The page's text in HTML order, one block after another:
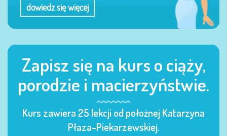
dowiedz się więcej
Zapisz się na kurs o ciąży,
porodzie i macierzyństwie.
Kurs zawiera 25 lekcji od położnej Katarzyna
Płaza-Piekarzewskiej.